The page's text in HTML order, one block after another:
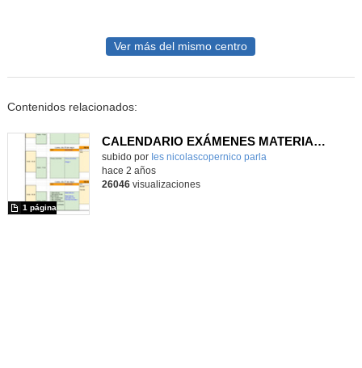
Ver más del mismo centro
Contenidos relacionados:
CALENDARIO EXÁMENES MATERIAS PENDIENTES
subido por Ies nicolascopernico parla
1 página
hace 2 años
26046visualizaciones